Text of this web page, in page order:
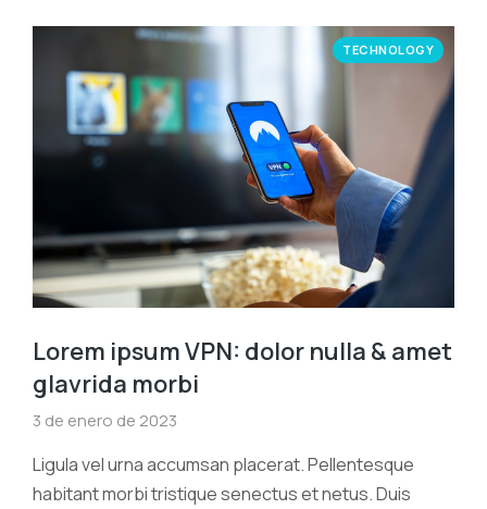
TECHNOLOGY
Lorem ipsum VPN: dolor nulla & amet
glavrida morbi
3 de enero de 2023
Ligula vel urna accumsan placerat. Pellentesque
habitant morbi tristique senectus et netus. Duis